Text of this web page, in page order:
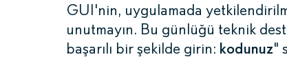
GUI'nin, uygulamada
unutmayın. Bu günlüğü teknik
başarılı bir şekilde girin: kodunuz"